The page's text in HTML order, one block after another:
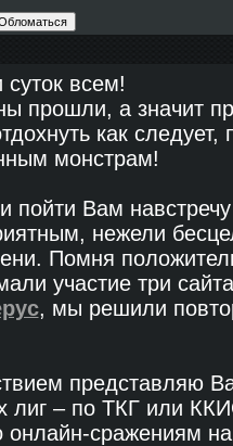
всем!
прошли, а значит
как
монстрам!
Вам навстречу
нежели
Помня
участие три
, мы решили
представляю
лиг – по ТКГ или
онлайн-сражениям